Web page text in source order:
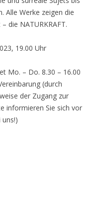
Alle Werke zeigen die
die NATURKRAFT.
19.00 Uhr
Mo. – Do. 8.30 – 16.00
(durch
der Zugang zur
informieren Sie sich vor